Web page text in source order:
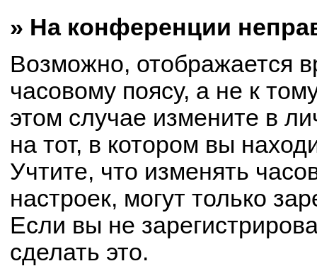
» На конференции
Возможно, отображается
часовому поясу, а не к
этом случае измените в
на тот, в котором вы
Учтите, что изменять
настроек, могут только
Если вы не
сделать это.